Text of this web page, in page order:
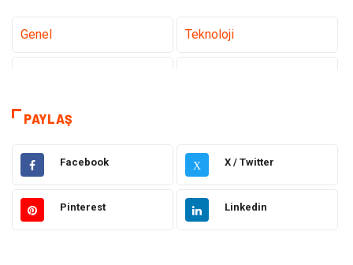
Genel Teknoloji
Eğitim
Dekorasyon Elektronik
Güzellik Makine
PAYLAŞ
Facebook X X / Twitter
Pinterest Linkedin